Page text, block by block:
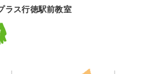
ラス行徳駅前教室